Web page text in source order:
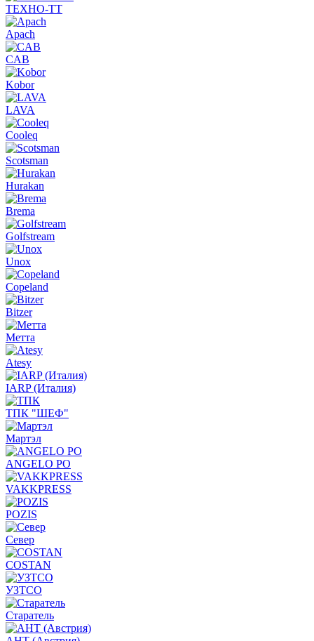
ТЕХНО-ТТ
Apach
CAB
Kobor
LAVA
Cooleq
Scotsman
Hurakan
Brema
Golfstream
Unox
Copeland
Bitzer
Метта
Atesy
IARP (Италия)
ТПК "ШЕФ"
Мартэл
ANGELO PO
VAKKPRESS
POZIS
Север
COSTAN
УЗТСО
Старатель